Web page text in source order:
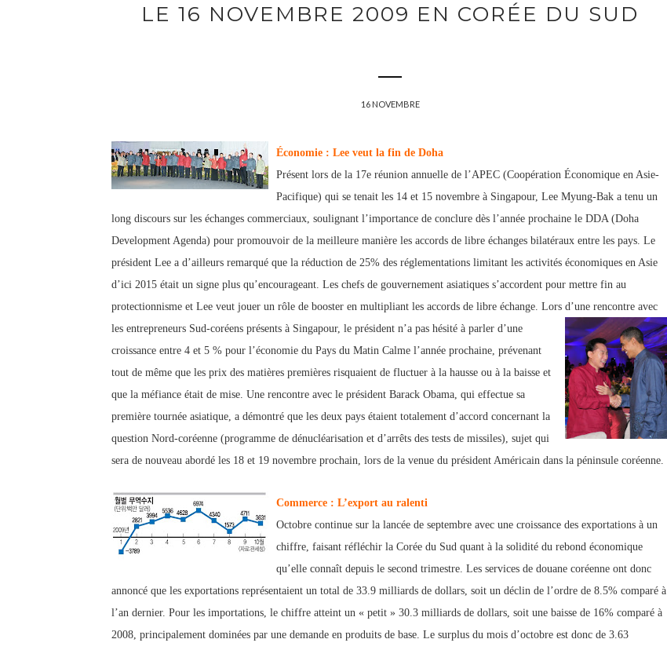
LE 16 NOVEMBRE 2009 EN CORÉE DU SUD
16 NOVEMBRE
Économie : Lee veut la fin de Doha
Présent lors de la 17e réunion annuelle de l’APEC (Coopération Économique en Asie-
Pacifique) qui se tenait les 14 et 15 novembre à Singapour, Lee Myung-Bak a tenu un
long discours sur les échanges commerciaux, soulignant l’importance de conclure dès l’année prochaine le DDA (Doha
Development Agenda) pour promouvoir de la meilleure manière les accords de libre échanges bilatéraux entre les pays. Le
président Lee a d’ailleurs remarqué que la réduction de 25% des réglementations limitant les activités économiques en Asie
d’ici 2015 était un signe plus qu’encourageant. Les chefs de gouvernement asiatiques s’accordent pour mettre fin au
protectionnisme et Lee veut jouer un rôle de booster en multipliant les accords de libre échange. Lors d’une rencontre avec
les entrepreneurs Sud-coréens présents à Singapour, le président n’a pas hésité à parler d’une
croissance entre 4 et 5 % pour l’économie du Pays du Matin Calme l’année prochaine, prévenant
tout de même que les prix des matières premières risquaient de fluctuer à la hausse ou à la baisse et
que la méfiance était de mise. Une rencontre avec le président Barack Obama, qui effectue sa
première tournée asiatique, a démontré que les deux pays étaient totalement d’accord concernant la
question Nord-coréenne (programme de dénucléarisation et d’arrêts des tests de missiles), sujet qui
sera de nouveau abordé les 18 et 19 novembre prochain, lors de la venue du président Américain dans la péninsule coréenne.
Commerce : L’export au ralenti
Octobre continue sur la lancée de septembre avec une croissance des exportations à un
chiffre, faisant réfléchir la Corée du Sud quant à la solidité du rebond économique
qu’elle connaît depuis le second trimestre. Les services de douane coréenne ont donc
annoncé que les exportations représentaient un total de 33.9 milliards de dollars, soit un déclin de l’ordre de 8.5% comparé à
l’an dernier. Pour les importations, le chiffre atteint un « petit » 30.3 milliards de dollars, soit une baisse de 16% comparé à
2008, principalement dominées par une demande en produits de base. Le surplus du mois d’octobre est donc de 3.63